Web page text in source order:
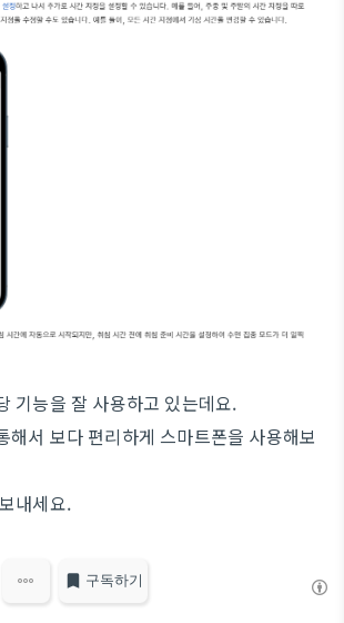
기능을 잘 사용하고 있는데요.
해서 보다 편리하게 스마트폰을 사용해보
내세요.
구독하기